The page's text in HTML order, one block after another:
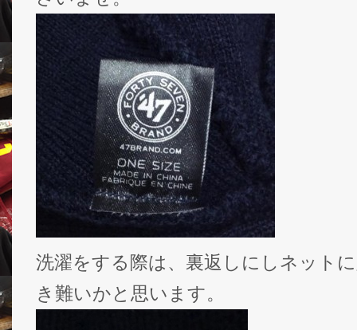
洗濯をする際は、裏返しにしネット
き難いかと思います。